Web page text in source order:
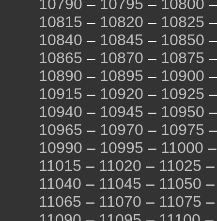
10790 – 10795 – 10800
10815 – 10820 – 10825
10840 – 10845 – 10850
10865 – 10870 – 10875
10890 – 10895 – 10900
10915 – 10920 – 10925
10940 – 10945 – 10950
10965 – 10970 – 10975
10990 – 10995 – 11000
11015 – 11020 – 11025
11040 – 11045 – 11050
11065 – 11070 – 11075